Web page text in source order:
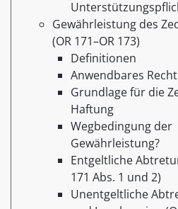
Gewährleistung des
(OR 171–OR 173)
Definitionen
Anwendbares Recht
Grundlage für die
Haftung
Wegbedingung der
Gewährleistung?
Entgeltliche
171 Abs. 1 und 2)
Unentgeltliche